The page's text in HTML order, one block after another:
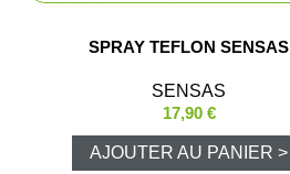
Chaussant
Accessoires
SPRAY TEFLON SENSAS
SENSAS
17,90 €
AJOUTER AU PANIER >